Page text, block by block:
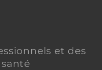
et des